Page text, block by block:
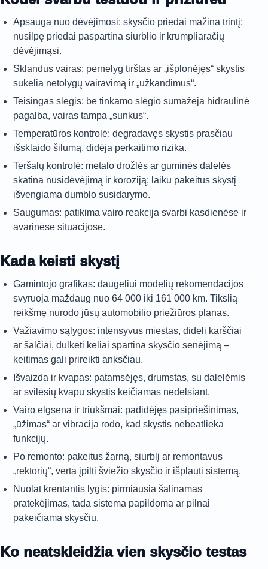
Apsauga nuo dėvėjimosi: skysčio priedai mažina trintį;
nusilpę priedai paspartina siurblio ir krumpliaračių
dėvėjimąsi.
Sklandus vairas: pernelyg tirštas ar „išplonėjęs“ skystis
sukelia netolygų vairavimą ir „užkandimus“.
Teisingas slėgis: be tinkamo slėgio sumažėja hidraulinė
pagalba, vairas tampa „sunkus“.
Temperatūros kontrolė: degradavęs skystis prasčiau
išsklaido šilumą, didėja perkaitimo rizika.
Teršalų kontrolė: metalo drožlės ar guminės dalelės
skatina nusidėvėjimą ir koroziją; laiku pakeitus skystį
išvengiama dumblo susidarymo.
Saugumas: patikima vairo reakcija svarbi kasdienėse ir
avarinėse situacijose.
Kada keisti skystį
Gamintojo grafikas: daugeliui modelių rekomendacijos
svyruoja maždaug nuo 64 000 iki 161 000 km. Tikslią
reikšmę nurodo jūsų automobilio priežiūros planas.
Važiavimo sąlygos: intensyvus miestas, dideli karščiai
ar šalčiai, dulkėti keliai spartina skysčio senėjimą –
keitimas gali prireikti anksčiau.
Išvaizda ir kvapas: patamsėjęs, drumstas, su dalelėmis
ar svilėsių kvapu skystis keičiamas nedelsiant.
Vairo elgsena ir triukšmai: padidėjęs pasipriešinimas,
„ūžimas“ ar vibracija rodo, kad skystis nebeatlieka
funkcijų.
Po remonto: pakeitus žarną, siurblį ar remontavus
„rektorių“, verta įpilti šviežio skysčio ir išplauti sistemą.
Nuolat krentantis lygis: pirmiausia šalinamas
pratekėjimas, tada sistema papildoma ar pilnai
pakeičiama skysčiu.
Ko neatskleidžia vien skysčio testas